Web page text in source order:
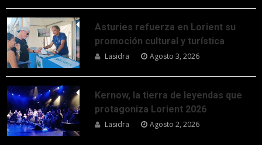
Asturies refuerza en Lorient su
promoción cultural y turística
Lasidra Agosto 3, 2026
Kernow, la tierra de leyendas que
protagoniza Lorient 2026
Lasidra Agosto 2, 2026